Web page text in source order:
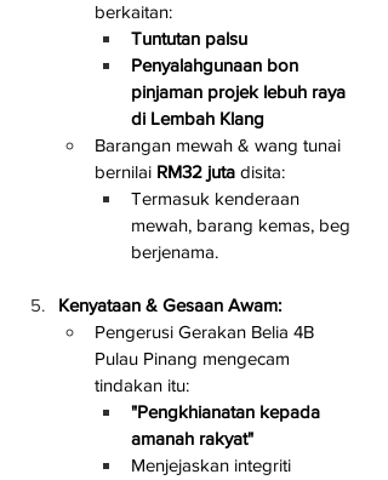
berkaitan:
Tuntutan palsu
Penyalahgunaan bon
pinjaman projek lebuh raya
di Lembah Klang
Barangan mewah & wang tunai
bernilai RM32 juta disita:
Termasuk kenderaan
mewah, barang kemas, beg
berjenama.
Kenyataan & Gesaan Awam:
Pengerusi Gerakan Belia 4B
Pulau Pinang mengecam
tindakan itu:
"Pengkhianatan kepada
amanah rakyat"
Menjejaskan integriti